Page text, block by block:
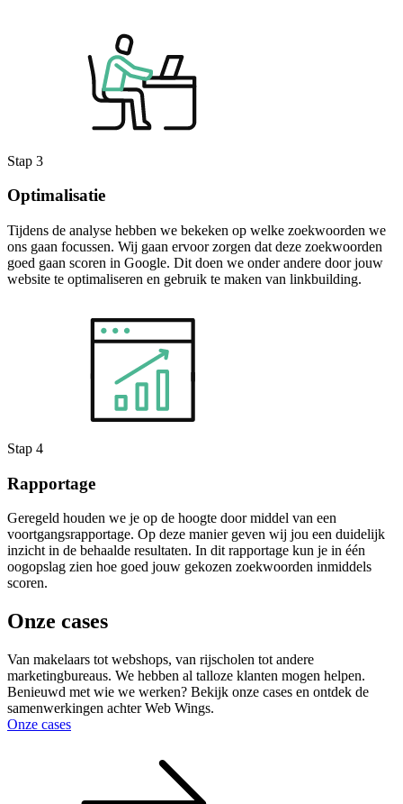
Stap 3
Optimalisatie
Tijdens de analyse hebben we bekeken op welke zoekwoorden we
ons gaan focussen. Wij gaan ervoor zorgen dat deze zoekwoorden
goed gaan scoren in Google. Dit doen we onder andere door jouw
website te optimaliseren en gebruik te maken van linkbuilding.
Stap 4
Rapportage
Geregeld houden we je op de hoogte door middel van een
voortgangsrapportage. Op deze manier geven wij jou een duidelijk
inzicht in de behaalde resultaten. In dit rapportage kun je in één
oogopslag zien hoe goed jouw gekozen zoekwoorden inmiddels
scoren.
Onze cases
Van makelaars tot webshops, van rijscholen tot andere
marketingbureaus. We hebben al talloze klanten mogen helpen.
Benieuwd met wie we werken? Bekijk onze cases en ontdek de
samenwerkingen achter Web Wings.
Onze cases